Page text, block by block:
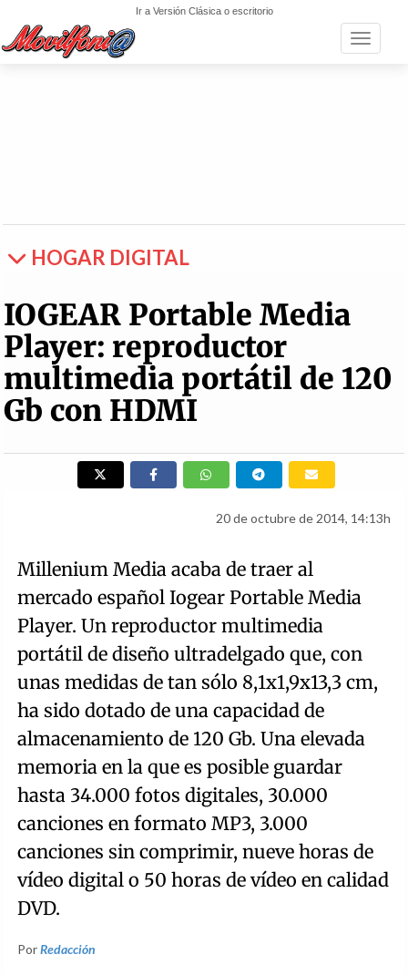
Ir a Versión Clásica o escritorio
Toggle
HOGAR DIGITAL
IOGEAR Portable Media
Player: reproductor
multimedia portátil de 120
Gb con HDMI
20 de octubre de 2014, 14:13h
Millenium Media acaba de traer al
mercado español Iogear Portable Media
Player. Un reproductor multimedia
portátil de diseño ultradelgado que, con
unas medidas de tan sólo 8,1x1,9x13,3 cm,
ha sido dotado de una capacidad de
almacenamiento de 120 Gb. Una elevada
memoria en la que es posible guardar
hasta 34.000 fotos digitales, 30.000
canciones en formato MP3, 3.000
canciones sin comprimir, nueve horas de
vídeo digital o 50 horas de vídeo en calidad
DVD.
PorRedacción